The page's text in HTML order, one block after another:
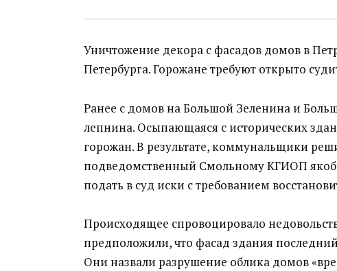
Уничтожение декора с фасадов домов в
Петербурга. Горожане требуют открыто
Ранее с домов на Большой Зеленина и
лепнина. Осыпающаяся с исторических
горожан. В результате, коммунальщики
подведомственный Смольному КГИОП
подать в суд иски с требованием
Происходящее спровоцировало
предположили, что фасад здания
Они назвали разрушение облика домов